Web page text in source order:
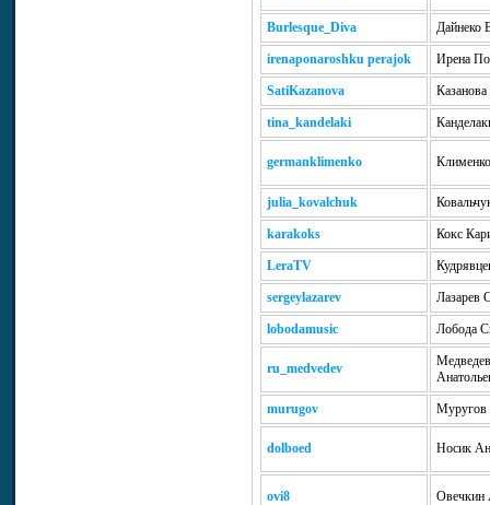
Burlesque_Diva Дайнеко
irenaponaroshku perajok Ирена
SatiKazanova
tina_kandelaki
germanklimenko
julia_kovalchuk
karakoks Кокс
LeraTV
sergeylazarev Лазарев
lobodamusic Лобода
ru_medvedev
murugov Муругов
dolboed Носик
ovi8 Овечкин